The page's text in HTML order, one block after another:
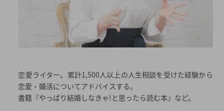
恋愛ライター。累計1,500人以上の人生相談を受けた経験から
恋愛・婚活についてアドバイスする。
書籍『やっぱり結婚しなきゃ!と思ったら読む本』など。